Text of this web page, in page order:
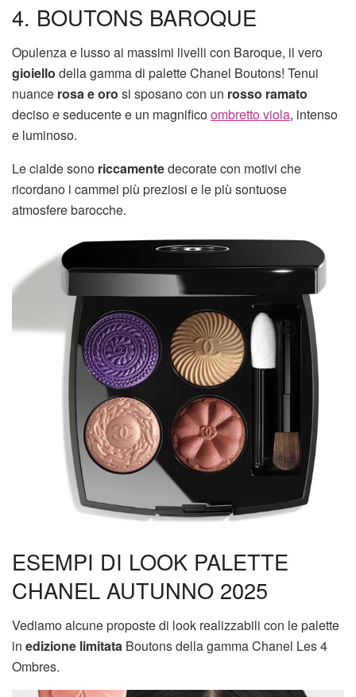
4. BOUTONS BAROQUE
Opulenza e lusso ai massimi livelli con Baroque, il vero
gioiello della gamma di palette Chanel Boutons! Tenui
nuance rosa e oro si sposano con un rosso ramato
deciso e seducente e un magnificoombretto viola, intenso
e luminoso.
Le cialde sono riccamentedecorate con motivi che
ricordano i cammei più preziosi e le più sontuose
atmosfere barocche.
ESEMPI DI LOOK PALETTE
CHANEL AUTUNNO 2025
Vediamo alcune proposte di look realizzabili con le palette
in edizione limitata Boutons della gamma Chanel Les 4
Ombres.